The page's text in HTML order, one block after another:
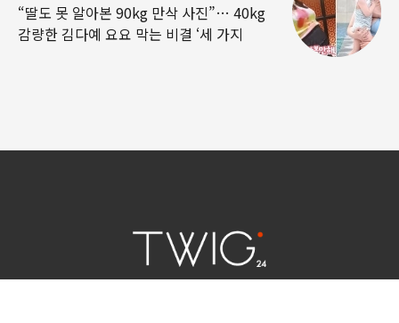
“딸도 못 알아본 90kg 만삭 사진”… 40kg
감량한 김다예 요요 막는 비결 ‘세 가지